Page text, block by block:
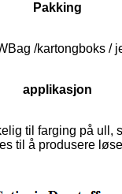
Pakking
/kartongboks /
applikasjon
til farging på ull,
til å produsere